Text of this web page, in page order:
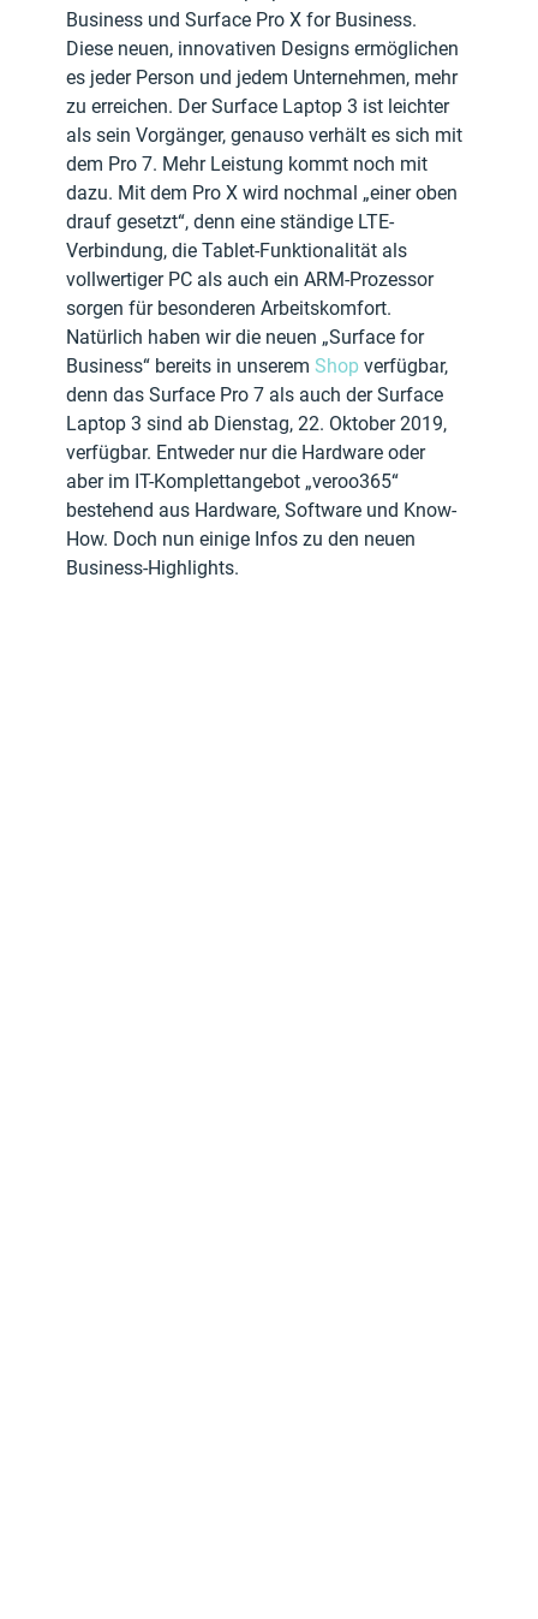
Business und Surface Pro X for Business.
Diese neuen, innovativen Designs ermöglichen
es jeder Person und jedem Unternehmen, mehr
zu erreichen. Der Surface Laptop 3 ist leichter
als sein Vorgänger, genauso verhält es sich mit
dem Pro 7. Mehr Leistung kommt noch mit
dazu. Mit dem Pro X wird nochmal „einer oben
drauf gesetzt“, denn eine ständige LTE-
Verbindung, die Tablet-Funktionalität als
vollwertiger PC als auch ein ARM-Prozessor
sorgen für besonderen Arbeitskomfort.
Natürlich haben wir die neuen „Surface for
Business“ bereits in unserem Shop verfügbar,
denn das Surface Pro 7 als auch der Surface
Laptop 3 sind ab Dienstag, 22. Oktober 2019,
verfügbar. Entweder nur die Hardware oder
aber im IT-Komplettangebot „veroo365“
bestehend aus Hardware, Software und Know-
How. Doch nun einige Infos zu den neuen
Business-Highlights.